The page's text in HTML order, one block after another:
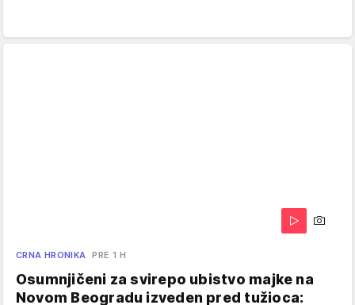
CRNA HRONIKA PRE 1 H
Osumnjičeni za svirepo ubistvo majke na
Novom Beogradu izveden pred tužioca: